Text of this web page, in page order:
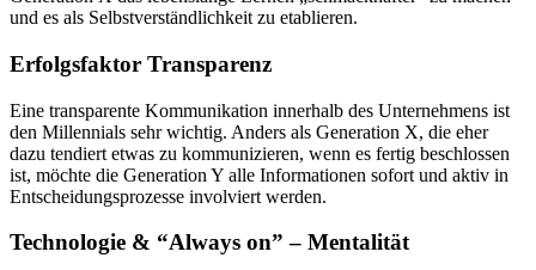
und es als Selbstverständlichkeit zu etablieren.
Erfolgsfaktor Transparenz
Eine transparente Kommunikation innerhalb des Unternehmens ist
den Millennials sehr wichtig. Anders als Generation X, die eher
dazu tendiert etwas zu kommunizieren, wenn es fertig beschlossen
ist, möchte die Generation Y alle Informationen sofort und aktiv in
Entscheidungsprozesse involviert werden.
Technologie & “Always on” – Mentalität